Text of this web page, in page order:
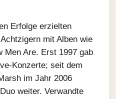
Erfolge erzielten
mit Alben wie
Men Are. Erst 1997 gab
seit dem
im Jahr 2006
weiter. Verwandte